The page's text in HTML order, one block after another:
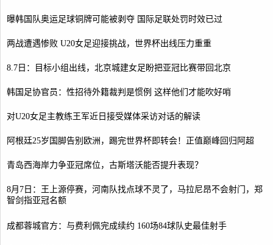
曝韩国队奥运足球铜牌可能被剥夺 国际足联处罚时效已过
两战遭遇惨败 U20女足迎接挑战，世界杯出线压力重重
8.7日：目标小组出线，北京城建女足盼把亚冠比赛带回北京
韩国足协官员：性招待外籍裁判是惯例 这样他们才能吹好哨
对U20女足主教练王军近日接受媒体采访对话的解读
阿根廷25岁国脚告别欧洲，踢完世界杯即转会！正值巅峰回归阿超
青岛西海岸力争亚冠席位，古斯塔沃能否提升表现？
8月7日：王上源停赛，河南队找点球不灵了，马拉尼昂不会射门，郑
智剑指亚冠名额
成都蓉城官方：与费利佩完成续约 160场84球队史最佳射手